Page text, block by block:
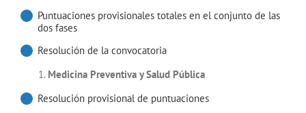
Puntuaciones provisionales totales en el conjunto de las
dos fases
Resolución de la convocatoria
Medicina Preventiva y Salud Pública
Resolución provisional de puntuaciones